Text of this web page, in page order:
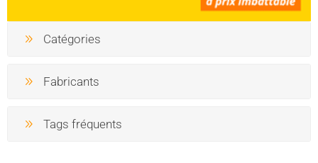
Catégories
Fabricants
Tags fréquents